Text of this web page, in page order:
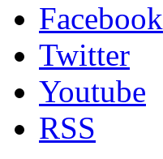
Facebook
Twitter
Youtube
RSS